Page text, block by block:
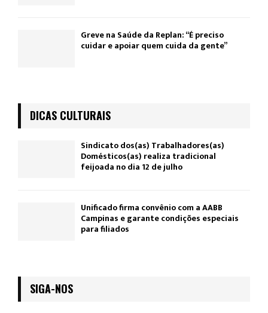
Greve na Saúde da Replan: “É preciso
cuidar e apoiar quem cuida da gente”
DICAS CULTURAIS
Sindicato dos(as) Trabalhadores(as)
Domésticos(as) realiza tradicional
feijoada no dia 12 de julho
Unificado firma convênio com a AABB
Campinas e garante condições especiais
para filiados
SIGA-NOS